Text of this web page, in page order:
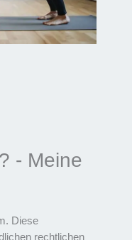
- Meine
Diese
rechtlichen